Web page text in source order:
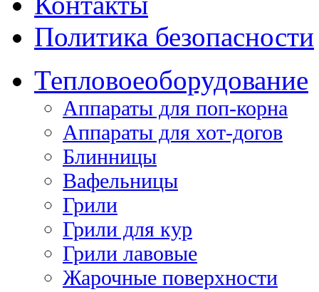
Политика безопасности
Тепловоеоборудование
Аппараты для поп-корна
Аппараты для хот-догов
Блинницы
Вафельницы
Грили
Грили для кур
Грили лавовые
Жарочные поверхности